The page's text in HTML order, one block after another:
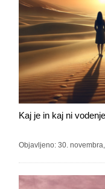
Kaj je in kaj ni
Objavljeno: 30.